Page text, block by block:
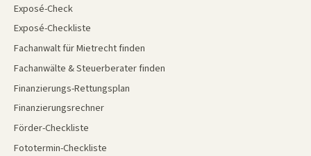
Exposé-Check
Exposé-Checkliste
Fachanwalt für Mietrecht finden
Fachanwälte & Steuerberater finden
Finanzierungs-Rettungsplan
Finanzierungsrechner
Förder-Checkliste
Fototermin-Checkliste